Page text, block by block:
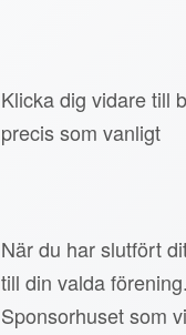
Klicka dig vidare till
precis som vanligt
När du har slutfört
till din valda
Sponsorhuset som